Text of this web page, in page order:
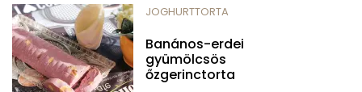
JOGHURTTORTA
Banános-erdei
gyümölcsös
őzgerinctorta